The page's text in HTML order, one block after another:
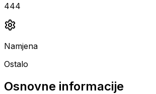
444
Namjena
Ostalo
Osnovne informacije